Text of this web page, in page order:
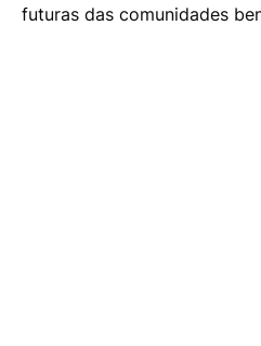
futuras das comunidades